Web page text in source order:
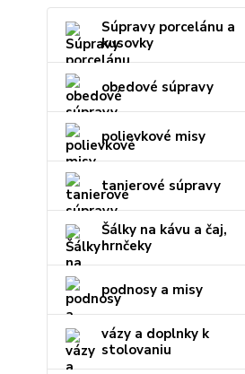
Súpravy porcelánu a
kusovky
obedové súpravy
polievkové misy
tanierové súpravy
Šálky na kávu a čaj,
hrnčeky
podnosy a misy
vázy a doplnky k
stolovaniu